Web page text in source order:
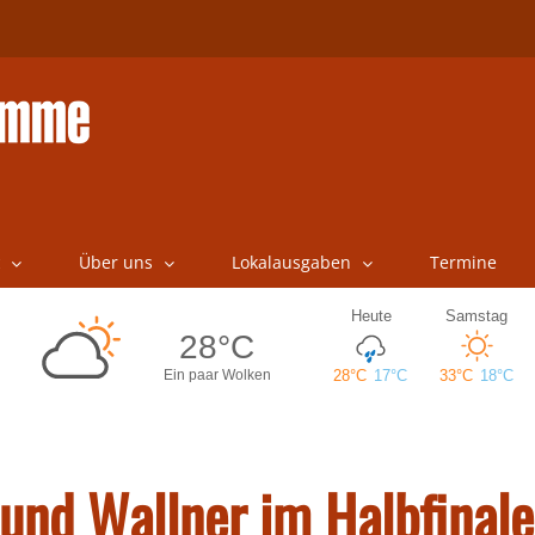
Über uns Lokalausgaben Termine
Wallner im Halbfinale